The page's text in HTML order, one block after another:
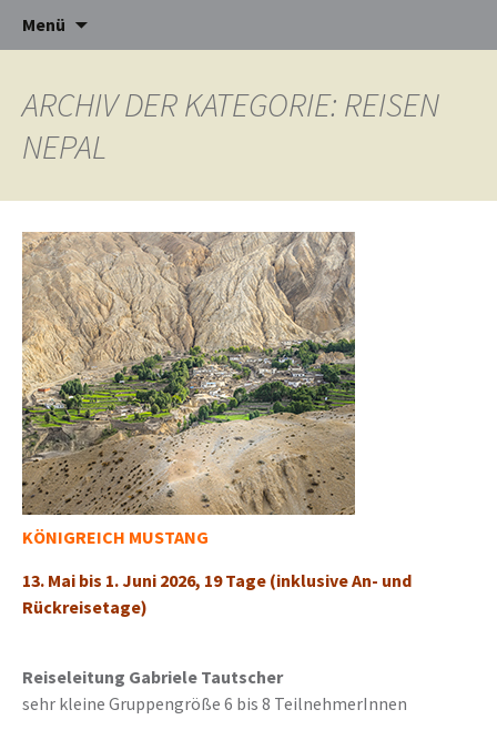
CULTURES-
CONNECT
Menü
ARCHIV DER KATEGORIE: REISEN
NEPAL
KÖNIGREICH MUSTANG
13. Mai bis 1. Juni 2026, 19 Tage (inklusive An- und
Rückreisetage)
Reiseleitung Gabriele Tautscher
sehr kleine Gruppengröße 6 bis 8 TeilnehmerInnen